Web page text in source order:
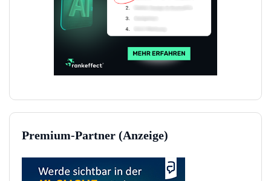
Premium-Partner (Anzeige)